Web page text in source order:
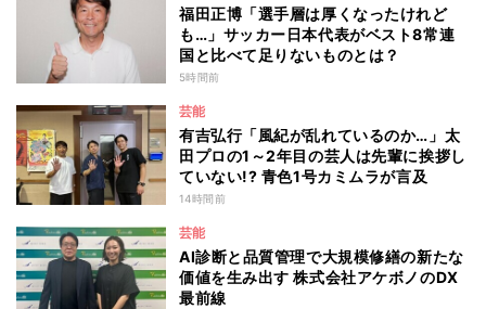
福田正博「選手層は厚くなったけれど
も…」サッカー日本代表がベスト8常連
国と比べて足りないものとは？
5時間前
芸能
有吉弘行「風紀が乱れているのか…」太
田プロの1～2年目の芸人は先輩に挨拶し
ていない!? 青色1号カミムラが言及
14時間前
芸能
AI診断と品質管理で大規模修繕の新たな
価値を生み出す 株式会社アケボノのDX
最前線